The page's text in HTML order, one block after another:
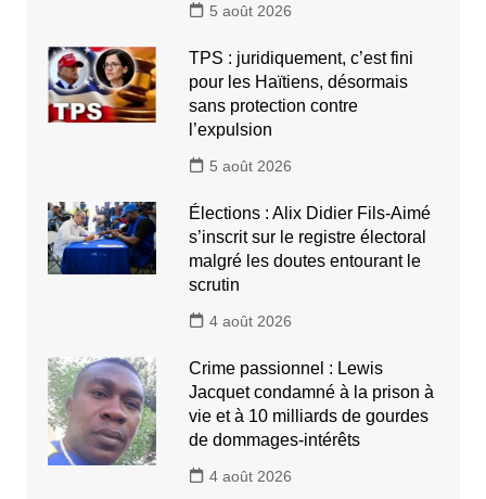
5 août 2026
TPS : juridiquement, c’est fini
pour les Haïtiens, désormais
sans protection contre
l’expulsion
5 août 2026
Élections : Alix Didier Fils-Aimé
s’inscrit sur le registre électoral
malgré les doutes entourant le
scrutin
4 août 2026
Crime passionnel : Lewis
Jacquet condamné à la prison à
vie et à 10 milliards de gourdes
de dommages-intérêts
4 août 2026